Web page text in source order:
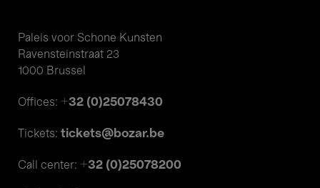
Paleis voor Schone Kunsten
Ravensteinstraat 23
1000 Brussel
Offices: +32 (0)25078430
Tickets: tickets@bozar.be
Call center: +32 (0)25078200